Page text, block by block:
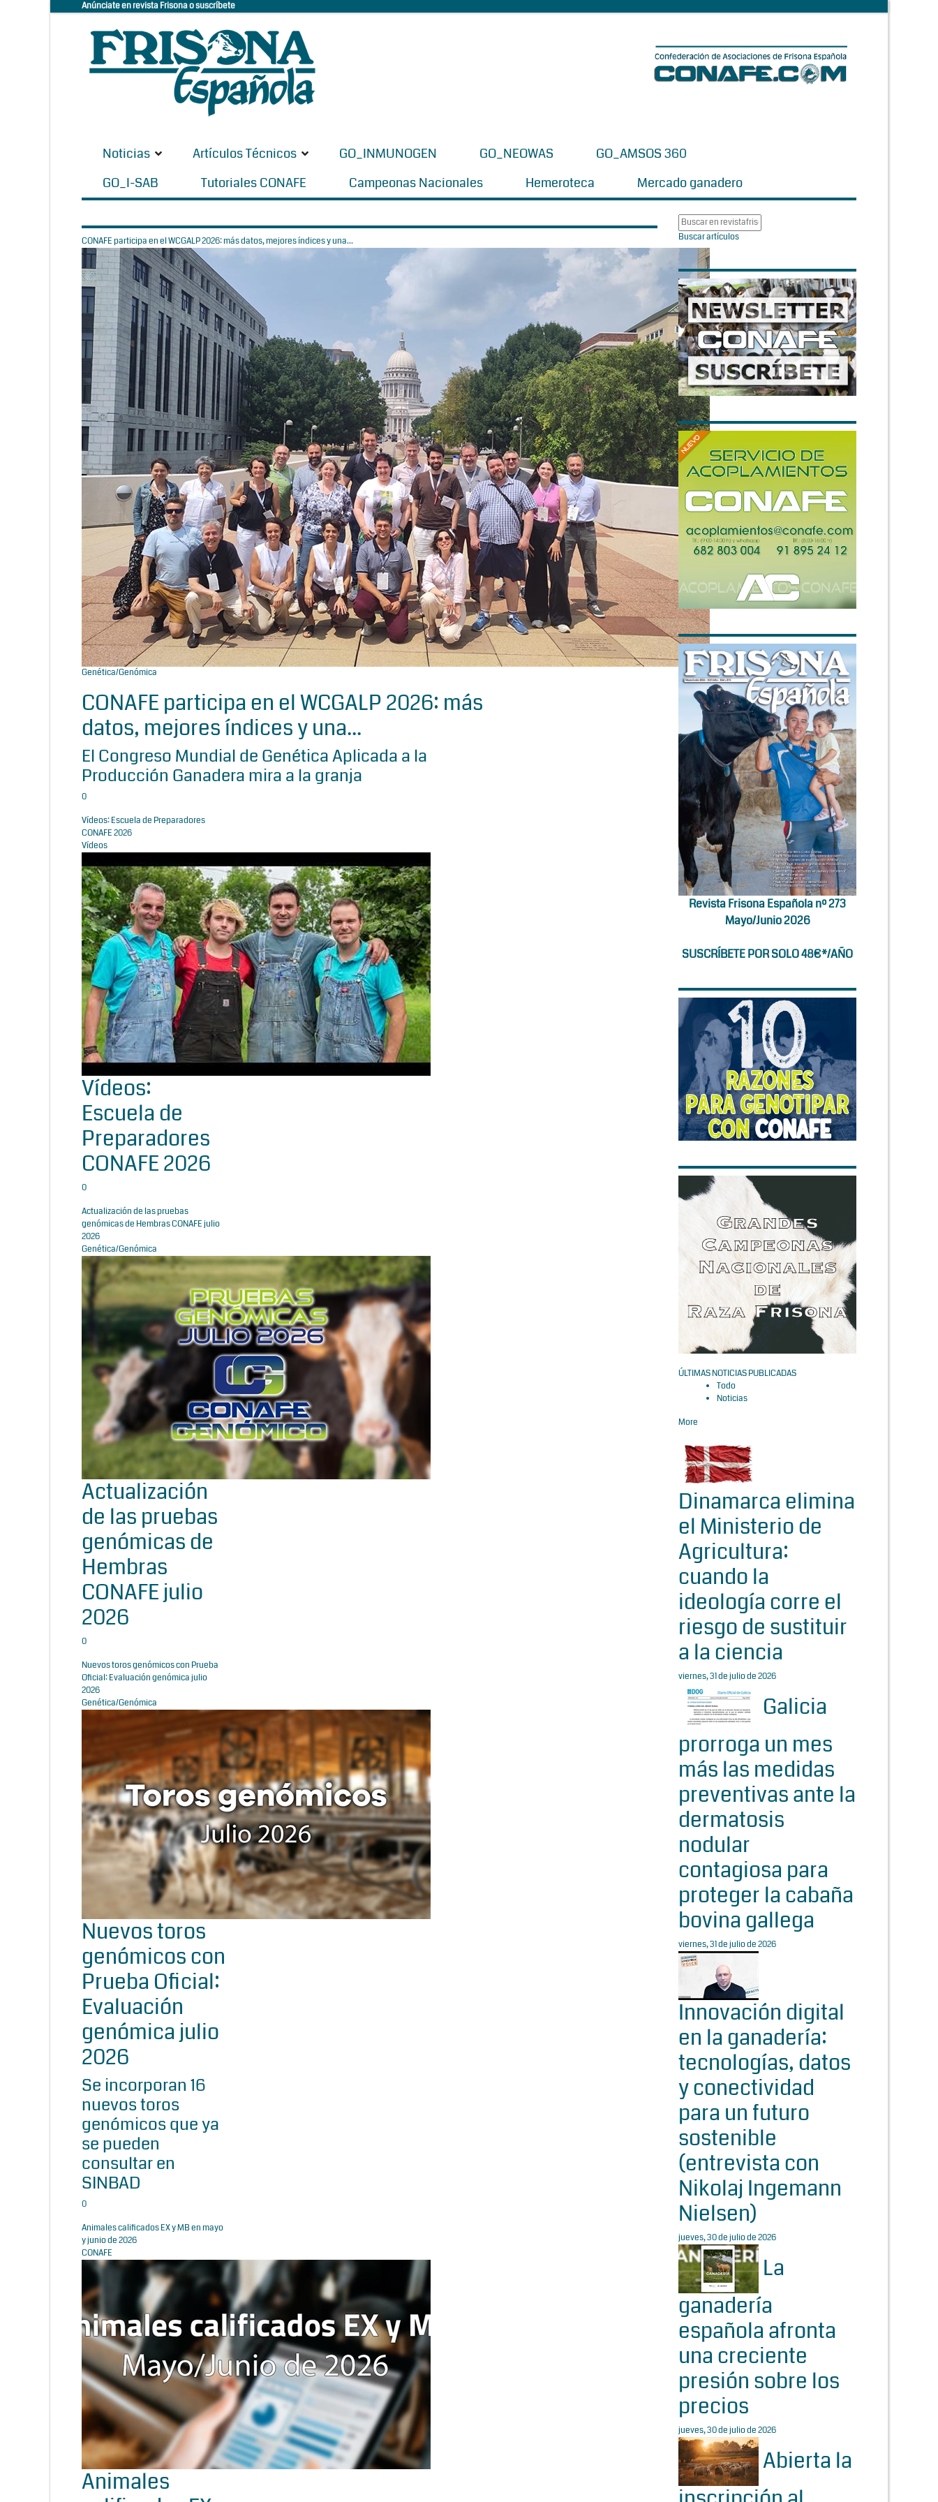
Anúnciate en revista Frisona o suscríbete
Noticias Artículos Técnicos GO_INMUNOGEN GO_NEOWAS
GO_AMSOS 360
GO_I-SAB
Tutoriales CONAFE Campeonas Nacionales Hemeroteca Mercado ganadero
CONAFE participa en el WCGALP 2026: más datos, mejores índices y una...
Genética/Genómica
CONAFE participa en el WCGALP 2026: más
datos, mejores índices y una...
El Congreso Mundial de Genética Aplicada a la
Producción Ganadera mira a la granja
0
Vídeos: Escuela de Preparadores
CONAFE 2026
Vídeos
Vídeos:
Escuela de
Preparadores
CONAFE 2026
0
Actualización de las pruebas
genómicas de Hembras CONAFE julio
2026
Genética/Genómica
Actualización
de las pruebas
genómicas de
Hembras
CONAFE julio
2026
0
Nuevos toros genómicos con Prueba
Oficial: Evaluación genómica julio
2026
Genética/Genómica
Nuevos toros
genómicos con
Prueba Oficial:
Evaluación
genómica julio
2026
Se incorporan 16
nuevos toros
genómicos que ya
se pueden
consultar en
SINBAD
0
Animales calificados EX y MB en mayo
y junio de 2026
CONAFE
Animales
Buscar artículos
Revista Frisona Española nº 273
Mayo/Junio 2026
SUSCRÍBETE POR SOLO 48€*/AÑO
ÚLTIMAS NOTICIAS PUBLICADAS
Todo
Noticias
More
Dinamarca elimina
el Ministerio de
Agricultura:
cuando la
ideología corre el
riesgo de sustituir
a la ciencia
viernes, 31 de julio de 2026
Galicia
prorroga un mes
más las medidas
preventivas ante la
dermatosis
nodular
contagiosa para
proteger la cabaña
bovina gallega
viernes, 31 de julio de 2026
Innovación digital
en la ganadería:
tecnologías, datos
y conectividad
para un futuro
sostenible
(entrevista con
Nikolaj Ingemann
Nielsen)
jueves, 30 de julio de 2026
La
ganadería
española afronta
una creciente
presión sobre los
precios
jueves, 30 de julio de 2026
Abierta la